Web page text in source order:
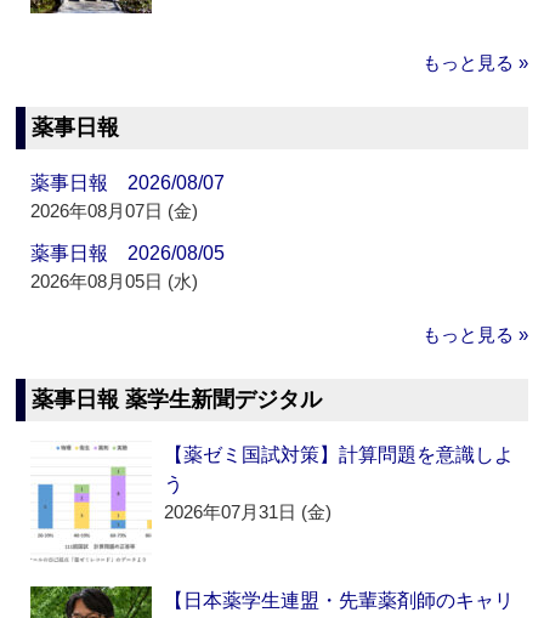
もっと見る »
薬事日報
薬事日報 2026/08/07
2026年08月07日 (金)
薬事日報 2026/08/05
2026年08月05日 (水)
もっと見る »
薬事日報 薬学生新聞デジタル
【薬ゼミ国試対策】計算問題を意識しよ
う
2026年07月31日 (金)
【日本薬学生連盟・先輩薬剤師のキャリ